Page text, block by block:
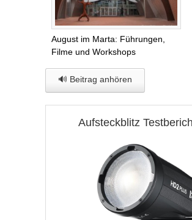
August im Marta: Führungen,
Filme und Workshops
🔊 Beitrag anhören
Aufsteckblitz